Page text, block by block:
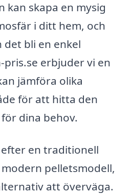
kan skapa en mysig
i ditt hem, och
bli en enkel
pris.se erbjuder vi en
jämföra olika
för att hitta den
dina behov.
en traditionell
pelletsmodell,
att överväga.